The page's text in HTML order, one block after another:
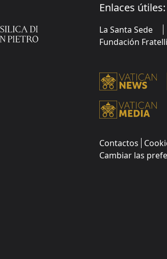
Enlaces útiles:
La Santa Sede
Fundación
Contactos
Cambiar las